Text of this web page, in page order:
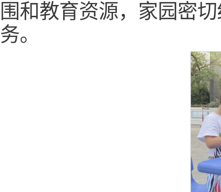
围和教育资源，家园密
务。